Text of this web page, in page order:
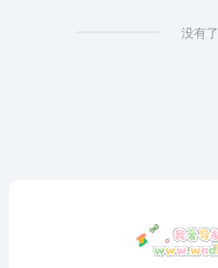
没有了